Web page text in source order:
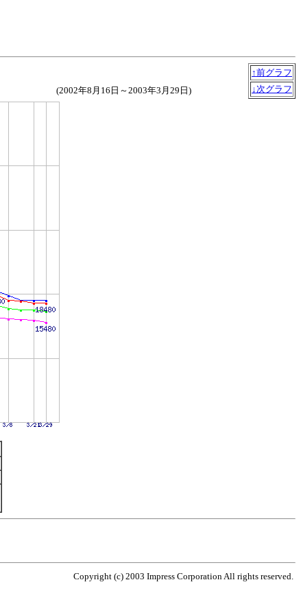
↑前グラフ
↓次グラフ
(2002年8月16日～2003年3月29日)
Copyright (c) 2003 Impress Corporation All rights reserved.